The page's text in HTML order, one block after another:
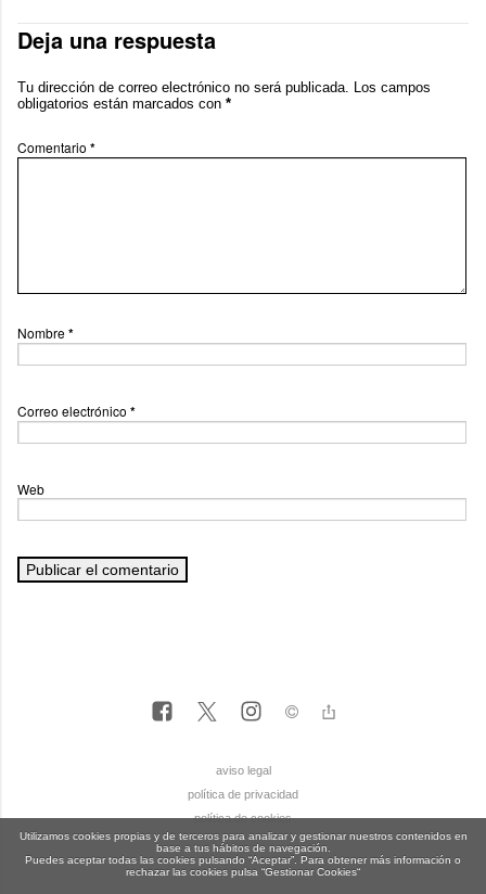
Deja una respuesta
Tu dirección de correo electrónico no será publicada. Los campos
obligatorios están marcados con *
Comentario *
Nombre*
Correo electrónico *
Web
aviso legal
política de privacidad
política de cookies
Utilizamos cookies propias y de terceros para analizar y gestionar nuestros contenidos en
base a tus hábitos de navegación.
Puedes aceptar todas las cookies pulsando “Aceptar”. Para obtener más información o
rechazar las cookies pulsa “Gestionar Cookies“